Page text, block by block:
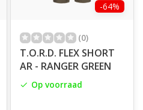
-64%
(0)
T.O.R.D. FLEX SHORT
AR - RANGER GREEN
Op voorraad